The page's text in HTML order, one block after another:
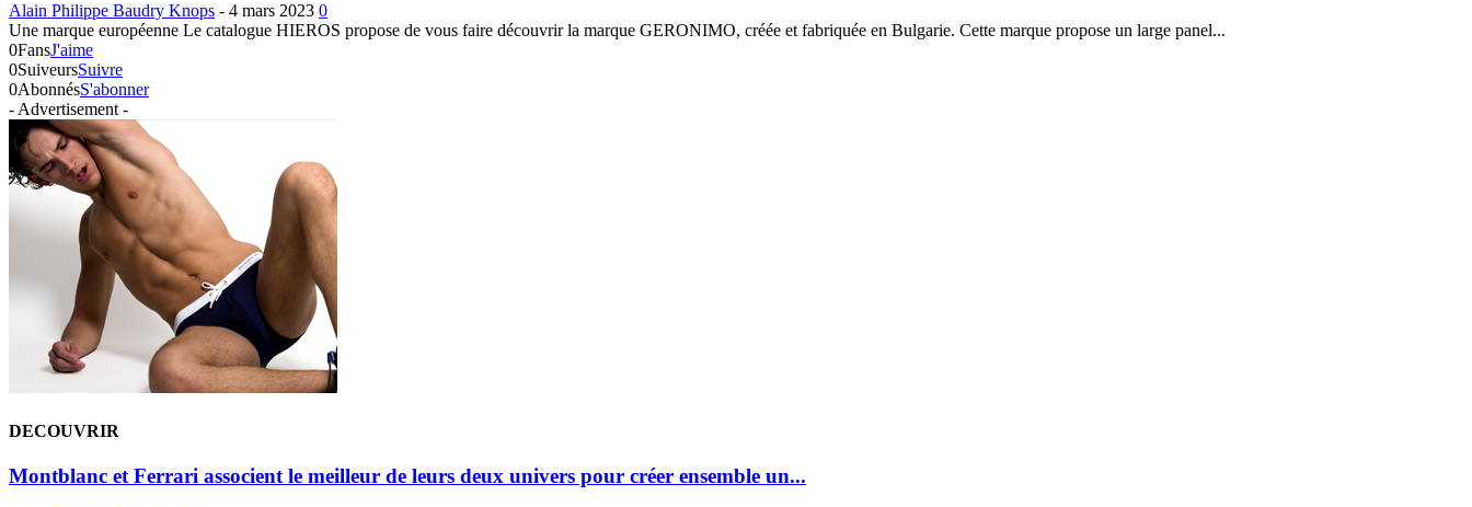
Alain Philippe Baudry Knops - 4 mars 2023 0
Une marque européenne Le catalogue HIEROS propose de vous faire découvrir la marque GERONIMO, créée et fabriquée en Bulgarie. Cette marque propose un large panel...
0FansJ'aime
0SuiveursSuivre
0AbonnésS'abonner
- Advertisement -
DECOUVRIR
Montblanc et Ferrari associent le meilleur de leurs deux univers pour créer ensemble un...